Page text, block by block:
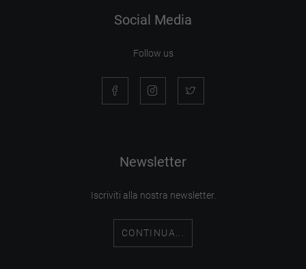
Social Media
Follow us
Newsletter
Iscriviti alla nostra newsletter.
CONTINUA...